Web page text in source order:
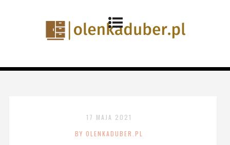
17 MAJA 2021
BY OLENKADUBER.PL